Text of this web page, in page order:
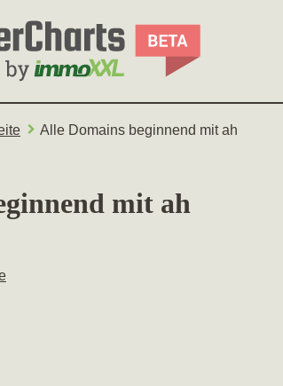
Alle Domains beginnend mit ah
mit ah